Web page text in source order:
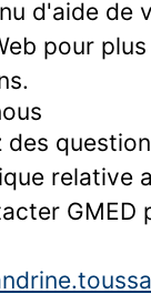
d'aide de
pour plus
des
relative
GMED